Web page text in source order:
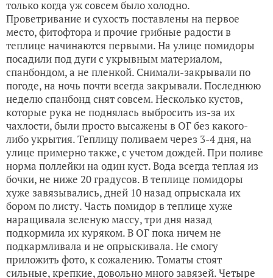
только когда уж совсем было холодно.
Проветривание и сухость поставлены на первое
место, фитофтора и прочие грибные радости в
теплице начинаются первыми. На улице помидоры
посадили под дуги с укрывным материалом,
спанбондом, а не пленкой. Снимали-закрывали по
погоде, на ночь почти всегда закрывали. Последнюю
неделю спанбонд снят совсем. Несколько кустов,
которые рука не поднялась выбросить из-за их
чахлости, были просто высажены в ОГ без какого-
либо укрытия. Теплицу поливаем через 3-4 дня, на
улице примерно также, с учетом дождей. При поливе
норма поллейки на один куст. Вода всегда теплая из
бочки, не ниже 20 градусов. В теплице помидоры
хуже завязывались, дней 10 назад опрыскала их
бором по листу. Часть помидор в теплице хуже
наращивала зеленую массу, три дня назад
подкормила их куряком. В ОГ пока ничем не
подкармливала и не опрыскивала. Не смогу
приложить фото, к сожалению. Томаты стоят
сильные, крепкие, довольно много завязей. Четыре